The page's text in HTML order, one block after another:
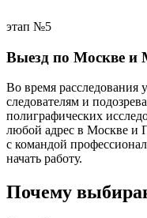
этап №5
Выезд по Москве
Во время расследования
следователям и
полиграфических
любой адрес в Москве и
с командой
начать работу.
Почему